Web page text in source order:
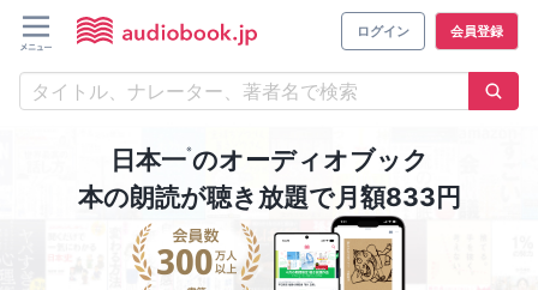
ログイン 会員登録
日本一※のオーディオブック
本の朗読が聴き放題で月額833円